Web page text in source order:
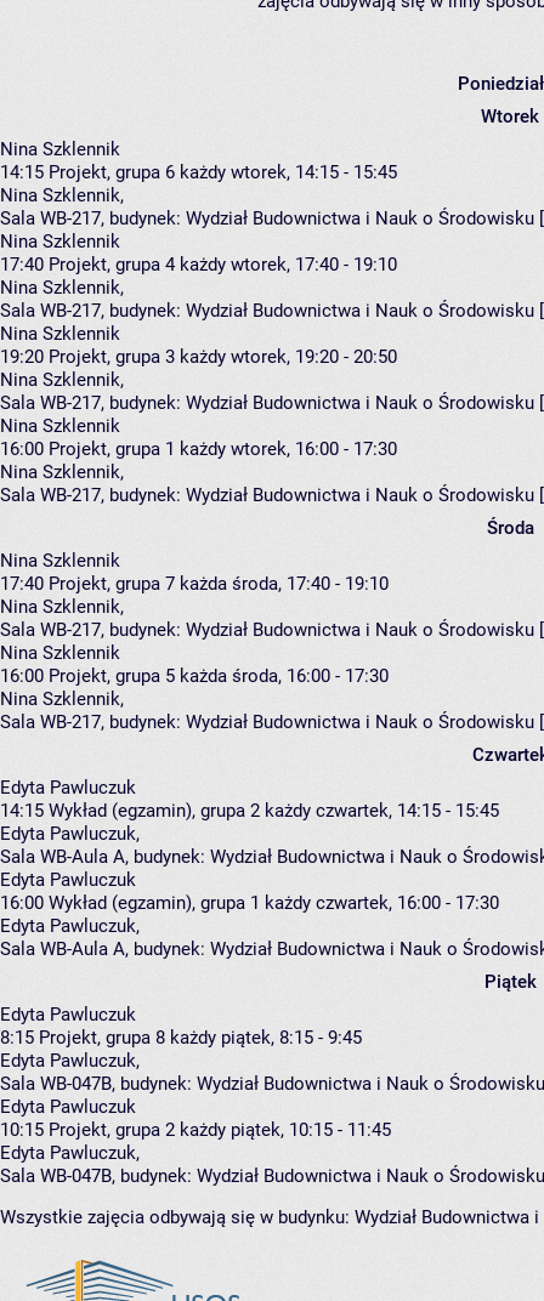
Wtorek
Nina Szklennik
14:15 Projekt, grupa 6 każdy wtorek, 14:15 - 15:45
Nina Szklennik,
Sala WB-217, budynek: Wydział Budownictwa i Nauk o Środowisku
Nina Szklennik
17:40 Projekt, grupa 4 każdy wtorek, 17:40 - 19:10
Nina Szklennik,
Sala WB-217, budynek: Wydział Budownictwa i Nauk o Środowisku
Nina Szklennik
19:20 Projekt, grupa 3 każdy wtorek, 19:20 - 20:50
Nina Szklennik,
Sala WB-217, budynek: Wydział Budownictwa i Nauk o Środowisku
Nina Szklennik
16:00 Projekt, grupa 1 każdy wtorek, 16:00 - 17:30
Nina Szklennik,
Sala WB-217, budynek: Wydział Budownictwa i Nauk o Środowisku
Środa
Nina Szklennik
17:40 Projekt, grupa 7 każda środa, 17:40 - 19:10
Nina Szklennik,
Sala WB-217, budynek: Wydział Budownictwa i Nauk o Środowisku
Nina Szklennik
16:00 Projekt, grupa 5 każda środa, 16:00 - 17:30
Nina Szklennik,
Sala WB-217, budynek: Wydział Budownictwa i Nauk o Środowisku
Edyta Pawluczuk
14:15 Wykład (egzamin), grupa 2 każdy czwartek, 14:15 - 15:45
Edyta Pawluczuk,
Sala WB-Aula A, budynek: Wydział Budownictwa i Nauk o
Edyta Pawluczuk
16:00 Wykład (egzamin), grupa 1 każdy czwartek, 16:00 - 17:30
Edyta Pawluczuk,
Sala WB-Aula A, budynek: Wydział Budownictwa i Nauk o
Piątek
Edyta Pawluczuk
8:15 Projekt, grupa 8 każdy piątek, 8:15 - 9:45
Edyta Pawluczuk,
Sala WB-047B, budynek: Wydział Budownictwa i Nauk o
Edyta Pawluczuk
10:15 Projekt, grupa 2 każdy piątek, 10:15 - 11:45
Edyta Pawluczuk,
Sala WB-047B, budynek: Wydział Budownictwa i Nauk o
Wszystkie zajęcia odbywają się w budynku: Wydział Budownictwa